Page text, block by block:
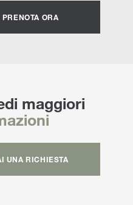
PRENOTA ORA
maggiori
UNA RICHIESTA